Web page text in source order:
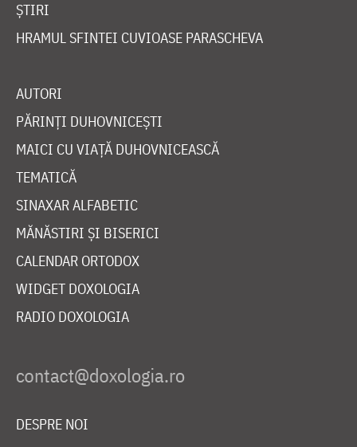
ȘTIRI
HRAMUL SFINTEI CUVIOASE PARASCHEVA
AUTORI
PĂRINȚI DUHOVNICEȘTI
MAICI CU VIAȚĂ DUHOVNICEASCĂ
TEMATICĂ
SINAXAR ALFABETIC
MĂNĂSTIRI ȘI BISERICI
CALENDAR ORTODOX
WIDGET DOXOLOGIA
RADIO DOXOLOGIA
DESPRE NOI